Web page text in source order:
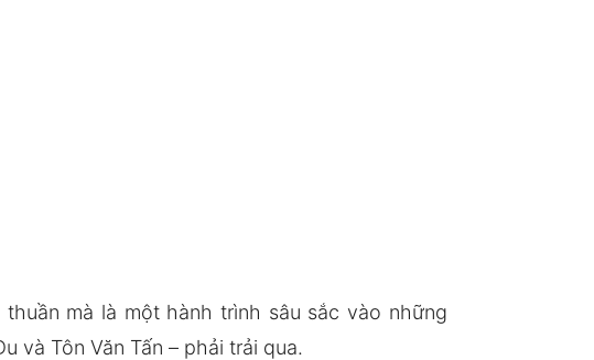
mà là một hành trình sâu sắc vào những
và Tôn Văn Tấn – phải trải qua.